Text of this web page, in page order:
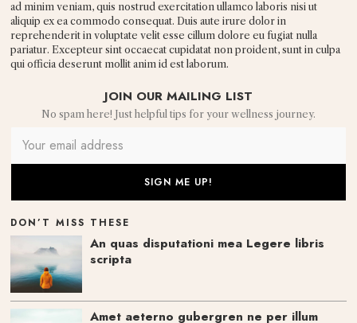
ad minim veniam, quis nostrud exercitation ullamco laboris nisi ut
aliquip ex ea commodo consequat. Duis aute irure dolor in
reprehenderit in voluptate velit esse cillum dolore eu fugiat nulla
pariatur. Excepteur sint occaecat cupidatat non proident, sunt in culpa
qui officia deserunt mollit anim id est laborum.
JOIN OUR MAILING LIST
No spam here! Just helpful tips for your wellness journey.
DON’T MISS THESE
An quas disputationi mea Legere libris
scripta
Amet aeterno gubergren ne per illum